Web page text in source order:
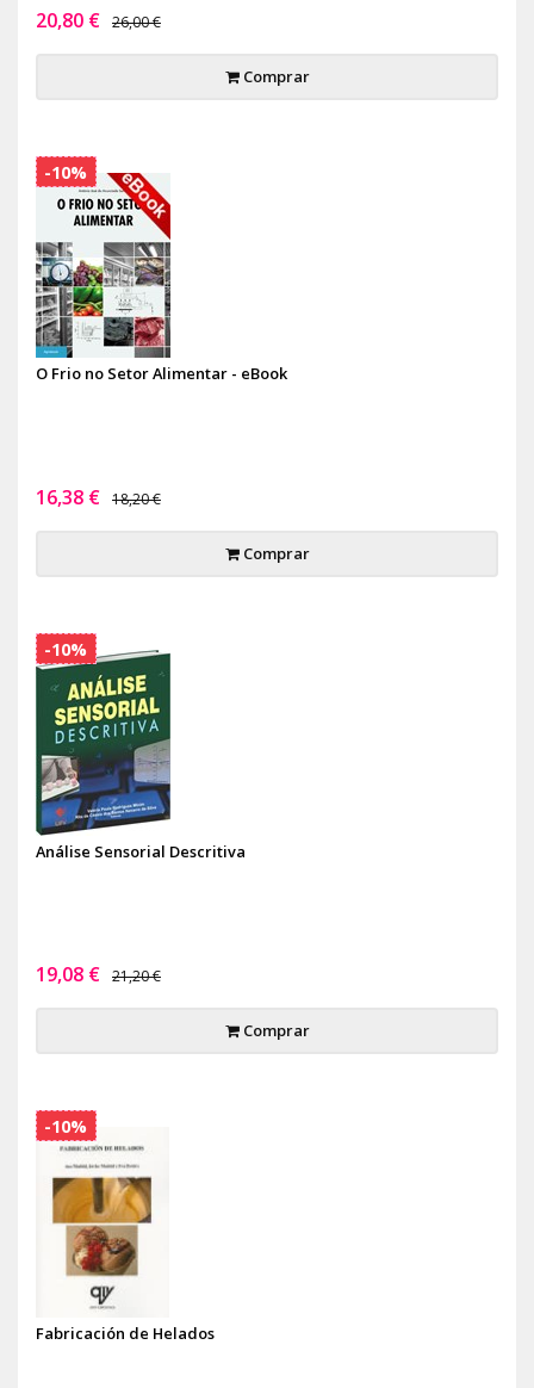
20,80 € 26,00 €
Comprar
O Frio no Setor Alimentar - eBook
16,38 € 18,20 €
Comprar
-10%
Análise Sensorial Descritiva
19,08 € 21,20 €
Comprar
-10%
Fabricación de Helados
-10%